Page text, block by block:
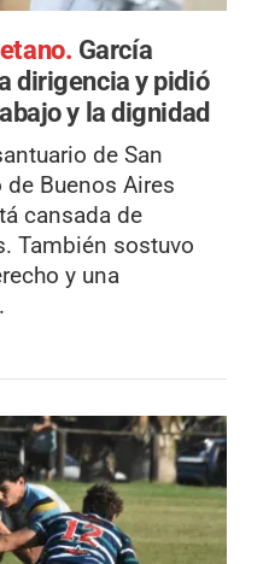
García
dirigencia y pidió
y la dignidad
de San
de Buenos Aires
cansada de
También sostuvo
y una